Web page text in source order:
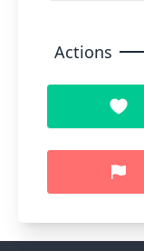
Actions